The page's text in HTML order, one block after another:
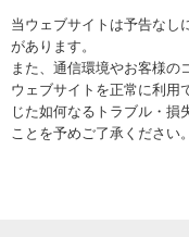
当ウェブサイトは予告なし
があります。
また、通信環境やお客様の
ウェブサイトを正常に利用
じた如何なるトラブル・
ことを予めご了承ください。